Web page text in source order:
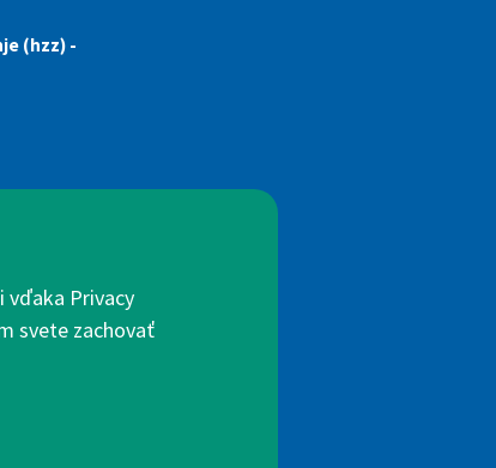
(hzz) -
vďaka Privacy
svete zachovať